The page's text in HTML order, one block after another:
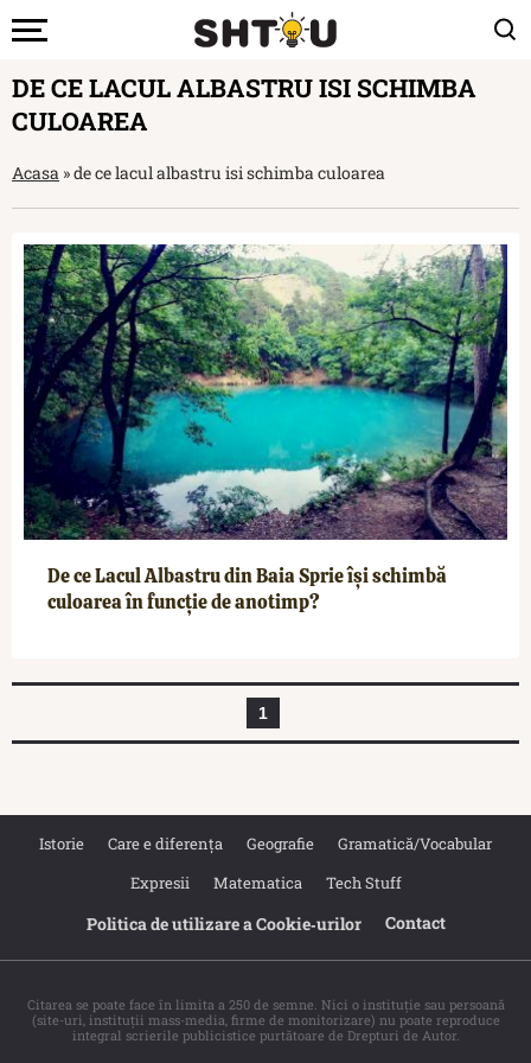
DE CE LACUL ALBASTRU ISI SCHIMBA
CULOAREA
Acasa »de ce lacul albastru isi schimba culoarea
De ce Lacul Albastru din Baia Sprie își schimbă
culoarea în funcție de anotimp?
1
Istorie Care e diferența Geografie
Gramatică/Vocabular
Expresii
Matematica Tech Stuff
Politica de utilizare a Cookie‐urilor Contact
Citarea se poate face în limita a 250 de semne. Nici o instituţie sau persoană
(site-uri, instituţii mass-media, firme de monitorizare) nu poate reproduce
integral scrierile publicistice purtătoare de Drepturi de Autor.